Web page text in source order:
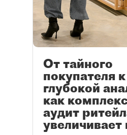
От тайного
покупателя к
глубокой
как
аудит